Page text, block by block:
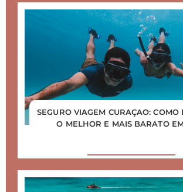
SEGURO VIAGEM CURAÇAO: COMO
O MELHOR E MAIS BARATO